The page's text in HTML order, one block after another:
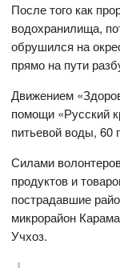
После того как
водохранилища,
обрушился на
прямо на пути
Движением
помощи «Русский
питьевой воды, 60
Силами
продуктов и
пострадавшие
микрорайон
Учхоз.